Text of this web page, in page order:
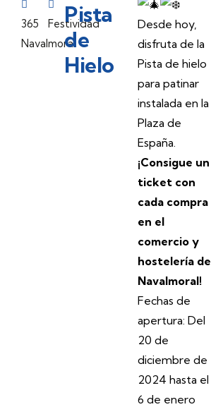
365
Navalmoral
Festividad
Pista
de
Hielo
Desde hoy,
disfruta de la
Pista de hielo
para patinar
instalada en la
Plaza de
España.
¡Consigue un
ticket con
cada compra
en el
comercio y
hostelería de
Navalmoral!
Fechas de
apertura: Del
20 de
diciembre de
2024 hasta el
6 de enero